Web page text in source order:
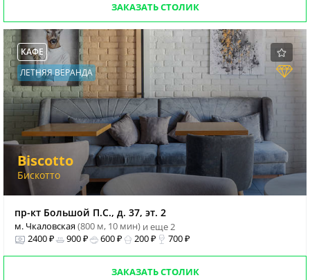
ЗАКАЗАТЬ СТОЛИК
КАФЕ
ЛЕТНЯЯ ВЕРАНДА
Biscotto
Бискотто
пр-кт Большой П.С., д. 37, эт. 2
м. Чкаловская(800 м, 10 мин) и еще 2
2400 ₽
900 ₽ 600 ₽ 200 ₽ 700 ₽
ЗАКАЗАТЬ СТОЛИК